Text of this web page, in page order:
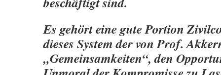
Es gehört eine gute Portion
dieses System der von Prof.
„Gemeinsamkeiten“, den